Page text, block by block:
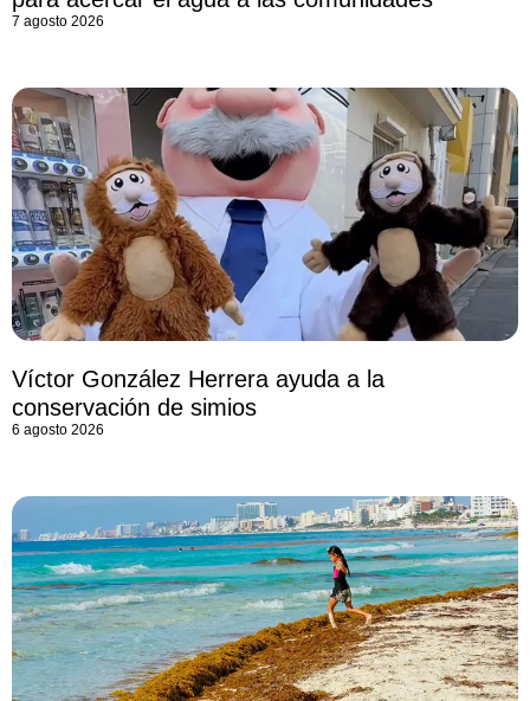
7 agosto 2026
Víctor González Herrera ayuda a la
conservación de simios
6 agosto 2026